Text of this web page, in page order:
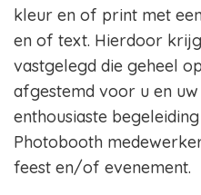
kleur en of print met
en of text. Hierdoor
vastgelegd die geheel
afgestemd voor u en
enthousiaste
Photobooth
feest en/of evenement.